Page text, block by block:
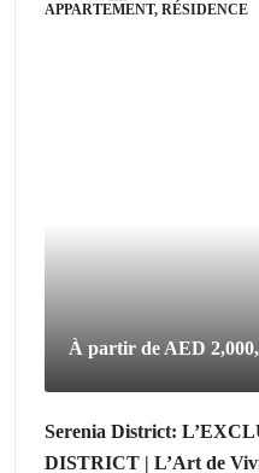
APPARTEMENT, RÉSIDENCE
À partir de AED
Serenia District:
DISTRICT | L’Art de